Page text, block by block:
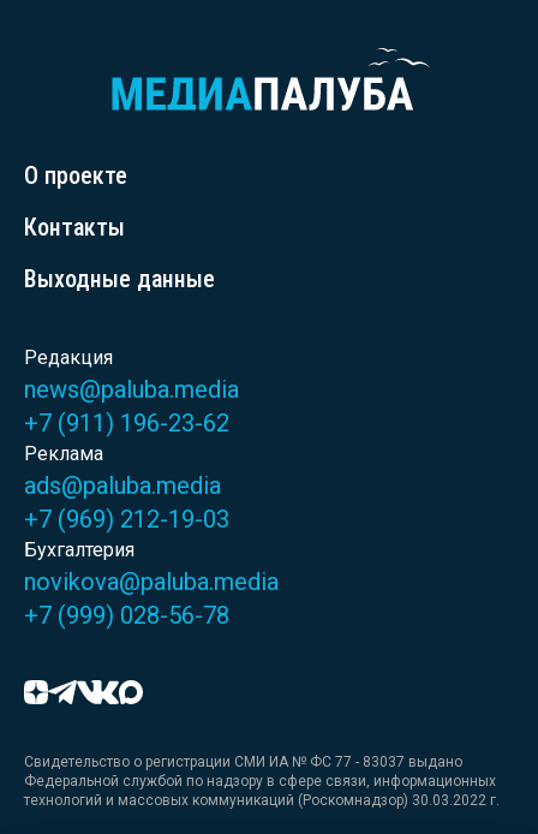
О проекте
Контакты
Выходные данные
Редакция
news@paluba.media
+7 (911) 196-23-62
Реклама
ads@paluba.media
+7 (969) 212-19-03
Бухгалтерия
novikova@paluba.media
+7 (999) 028-56-78
Свидетельство о регистрации СМИ ИА № ФС 77 - 83037 выдано
Федеральной службой по надзору в сфере связи, информационных
технологий и массовых коммуникаций (Роскомнадзор) 30.03.2022 г.